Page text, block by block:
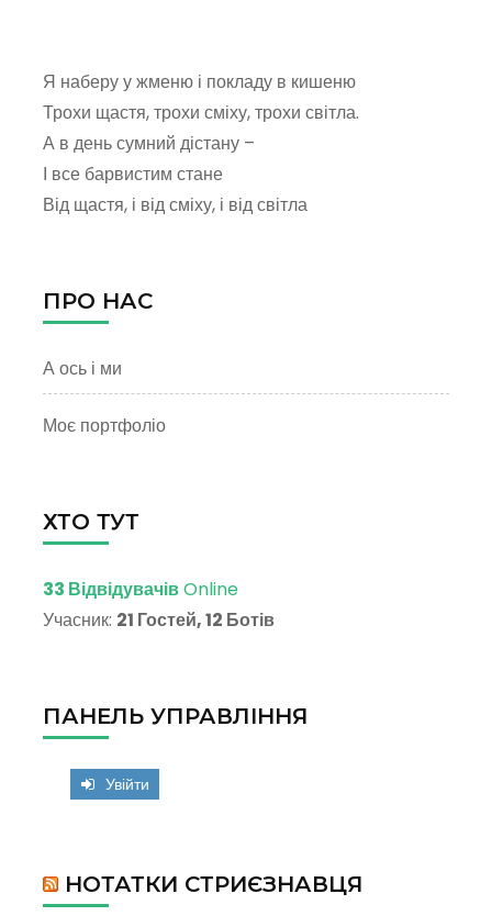
Я наберу у жменю і покладу в кишеню
Трохи щастя, трохи сміху, трохи світла.
А в день сумний дістану –
І все барвистим стане
Від щастя, і від сміху, і від світла
ПРО НАС
А ось і ми
Моє портфоліо
ХТО ТУТ
33 ВідвідувачівOnline
Учасник: 21 Гостей, 12 Ботів
ПАНЕЛЬ УПРАВЛІННЯ
Увійти
НОТАТКИ СТРИЄЗНАВЦЯ